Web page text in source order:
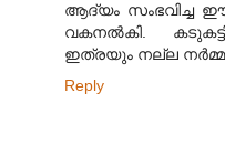
ആദ്യം സംഭവിച്ച
വകനൽകി.
ഇത്രയും നല്ല
Reply